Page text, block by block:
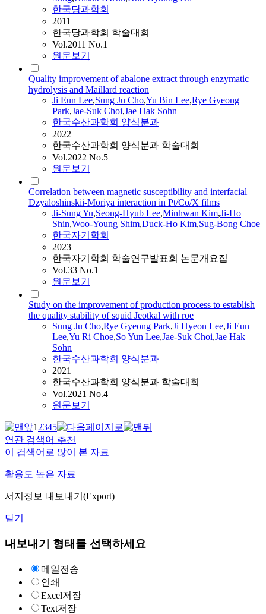
한국당과학회
2011
한국당과학회 학술대회
Vol.2011 No.1
원문보기
Quality improvement of abalone extract through enzymatic
hydrolysis and Maillard reaction
Ji Eun Lee,Sung Ju Cho,Yu Bin Lee,Rye Gyeong
Park,Jae-Suk Choi,Jae Hak Sohn
한국수산과학회 양식분과
2022
한국수산과학회 양식분과 학술대회
Vol.2022 No.5
원문보기
Correlation between magnetic susceptibility and interfacial
Dzyaloshinskii-Moriya interaction in Pt/Co/X films
Ji-SungYu,Seong-Hyub Lee,Minhwan Kim,Ji-Ho
Shin,Woo-Young Shim,Duck-Ho Kim,Sug-Bong Choe
한국자기학회
2023
한국자기학회 학술연구발표회 논문개요집
Vol.33 No.1
원문보기
Study on the improvement of production process to establish
the quality stability of squid Jeotkal with roe
Sung Ju Cho,Rye Gyeong Park,Ji Hyeon Lee,Ji Eun
Lee,Yu Ri Choe,So Yun Lee,Jae-Suk Choi,Jae Hak
Sohn
한국수산과학회 양식분과
2021
한국수산과학회 양식분과 학술대회
Vol.2021 No.4
원문보기
12345
연관 검색어 추천
이 검색어로 많이 본 자료
활용도 높은 자료
서지정보 내보내기(Export)
닫기
내보내기 형태를 선택하세요
메일전송
인쇄
Excel저장
Text저장